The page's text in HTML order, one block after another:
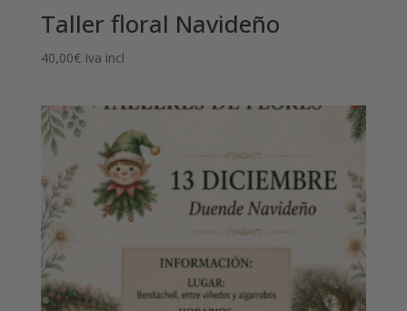
Taller floral Navideño
40,00€ Iva incl